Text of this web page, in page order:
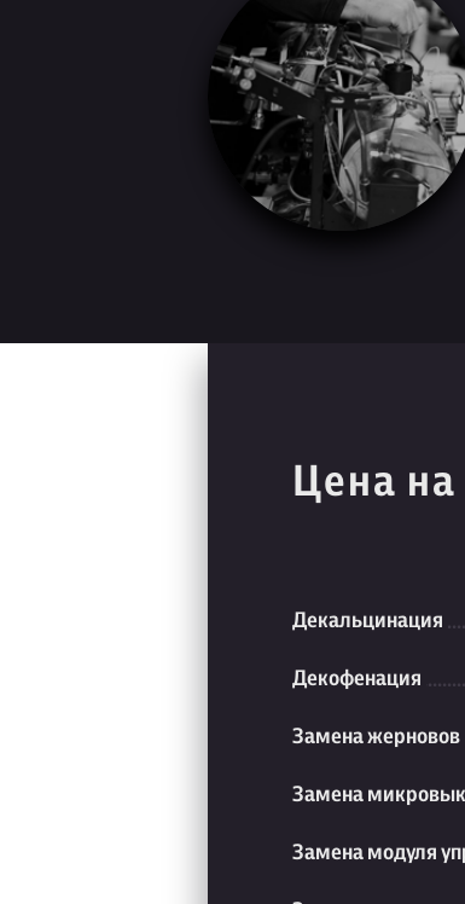
Цена
Декальцинация
Декофенация
Замена жерновов
Замена
Замена модуля